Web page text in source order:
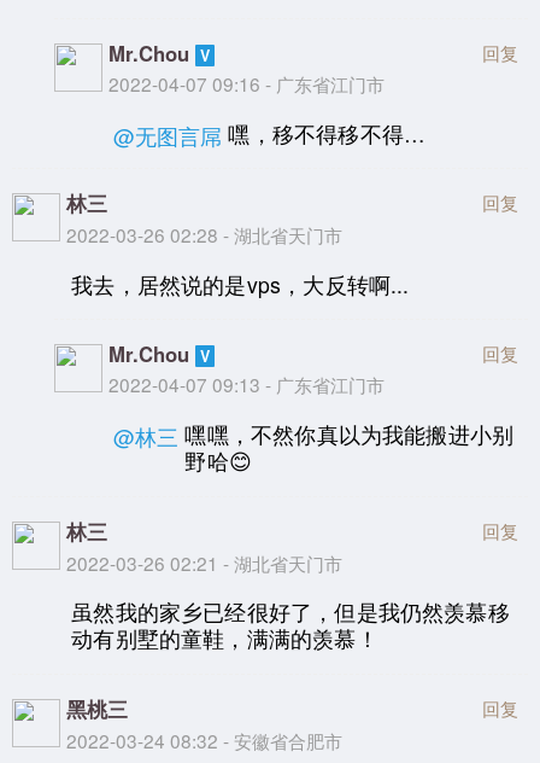
Mr.Chou
2022-04-07 09:16 - 广东省江门市
回复
@无图言屌 嘿，移不得移不得…
林三
2022-03-26 02:28 - 湖北省天门市
回复
我去，居然说的是vps，大反转啊...
Mr.Chou
2022-04-07 09:13 - 广东省江门市
回复
@林三 嘿嘿，不然你真以为我能搬进小别
野哈😊
林三
2022-03-26 02:21 - 湖北省天门市
回复
虽然我的家乡已经很好了，但是我仍然羡慕移
动有别墅的童鞋，满满的羡慕！
黑桃三
2022-03-24 08:32 - 安徽省合肥市
回复